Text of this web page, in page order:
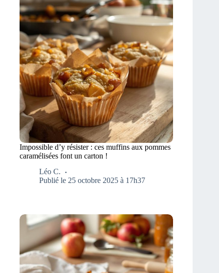
Impossible d’y résister : ces muffins aux pommes
caramélisées font un carton !
Léo C.
Publié le 25 octobre 2025 à 17h37